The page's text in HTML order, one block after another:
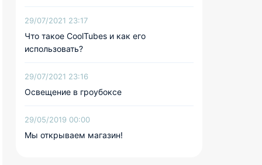
29/07/2021 23:17
Что такое CoolTubes и как его
использовать?
29/07/2021 23:16
Освещение в гроубоксе
29/05/2019 00:00
Мы открываем магазин!